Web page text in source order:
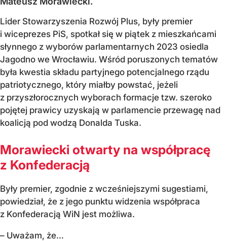
Lider Stowarzyszenia Rozwój Plus, były premier
i wiceprezes PiS, spotkał się w piątek z mieszkańcami
słynnego z wyborów parlamentarnych 2023 osiedla
Jagodno we Wrocławiu. Wśród poruszonych tematów
była kwestia składu partyjnego potencjalnego rządu
patriotycznego, który miałby powstać, jeżeli
z przyszłorocznych wyborach formacje tzw. szeroko
pojętej prawicy uzyskają w parlamencie przewagę nad
koalicją pod wodzą Donalda Tuska.
Morawiecki otwarty na współpracę
z Konfederacją
Były premier, zgodnie z wcześniejszymi sugestiami,
powiedział, że z jego punktu widzenia współpraca
z Konfederacją WiN jest możliwa.
– Uważam, że...